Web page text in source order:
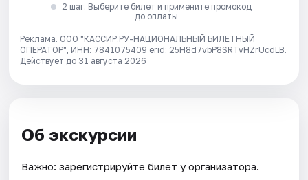
2 шаг. Выберите билет и примените промокод
до оплаты
Реклама. ООО "КАССИР.РУ-НАЦИОНАЛЬНЫЙ БИЛЕТНЫЙ
ОПЕРАТОР", ИНН: 7841075409 erid: 25H8d7vbP8SRTvHZrUcdLB.
Действует до 31 августа 2026
Об экскурсии
Важно: зарегистрируйте билет у организатора.